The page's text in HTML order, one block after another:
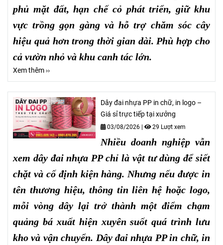
phủ mặt đất, hạn chế cỏ phát triển, giữ khu
vực trồng gọn gàng và hỗ trợ chăm sóc cây
hiệu quả hơn trong thời gian dài. Phù hợp cho
cả vườn nhỏ và khu canh tác lớn.
Xem thêm ››
Dây đai nhựa PP in chữ, in logo –
Giá sỉ trực tiếp tại xưởng
03/08/2026 | 29 Lượt xem
Nhiều doanh nghiệp vẫn
xem dây đai nhựa PP chỉ là vật tư dùng để siết
chặt và cố định kiện hàng. Nhưng nếu được in
tên thương hiệu, thông tin liên hệ hoặc logo,
mỗi vòng dây lại trở thành một điểm chạm
quảng bá xuất hiện xuyên suốt quá trình lưu
kho và vận chuyển. Dây đai nhựa PP in chữ, in